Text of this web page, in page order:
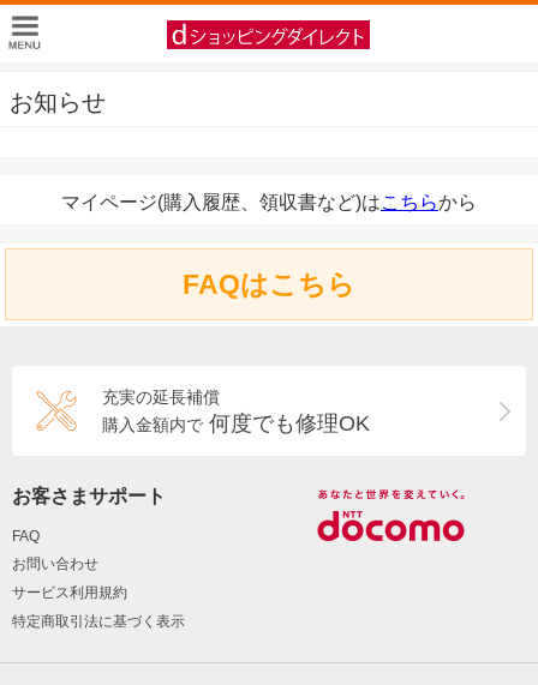
お知らせ
マイページ(購入履歴、領収書など)はこちらから
FAQはこちら
充実の延長補償
購入金額内で 何度でも修理OK
お客さまサポート
FAQ
お問い合わせ
サービス利用規約
特定商取引法に基づく表示